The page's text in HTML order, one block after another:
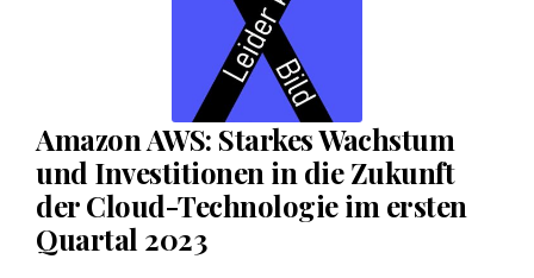
Amazon AWS: Starkes Wachstum
und Investitionen in die Zukunft
der Cloud-Technologie im ersten
Quartal 2023